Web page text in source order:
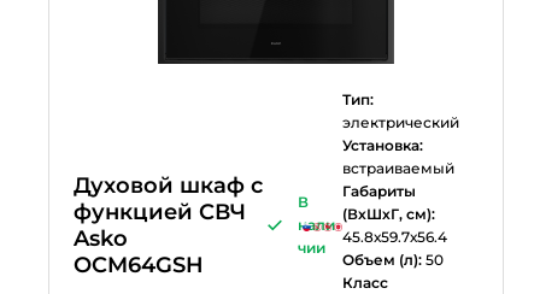
Духовой шкаф с
функцией СВЧ
Asko
OCM64GSH
В
нали
чии
Тип:
электрический
Установка:
встраиваемый
Габариты
(ВхШхГ, см):
45.8х59.7х56.4
Объем (л): 50
Класс